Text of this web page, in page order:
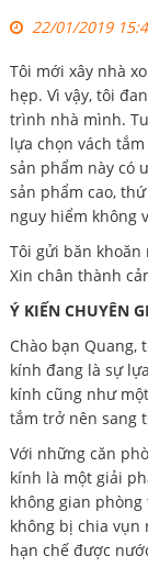
22/01/2019
Tôi mới xây nhà
hẹp. Vì vậy, tôi
trình nhà mình.
lựa chọn vách
sản phẩm này có
sản phẩm cao,
nguy hiểm không
Tôi gửi băn khoăn
Xin chân thành
Ý KIẾN CHUYÊN
Chào bạn Quang,
kính đang là sự
kính cũng như
tắm trở nên sang
Với những căn
kính là một giải
không gian
không bị chia vụn
hạn chế được